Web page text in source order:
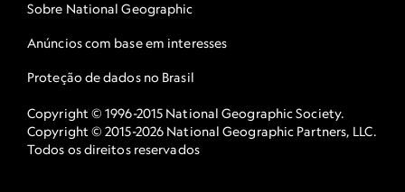
Sobre National Geographic
Anúncios com base em interesses
Proteção de dados no Brasil
Copyright © 1996-2015 National Geographic Society.
Copyright © 2015-2026 National Geographic Partners, LLC.
Todos os direitos reservados